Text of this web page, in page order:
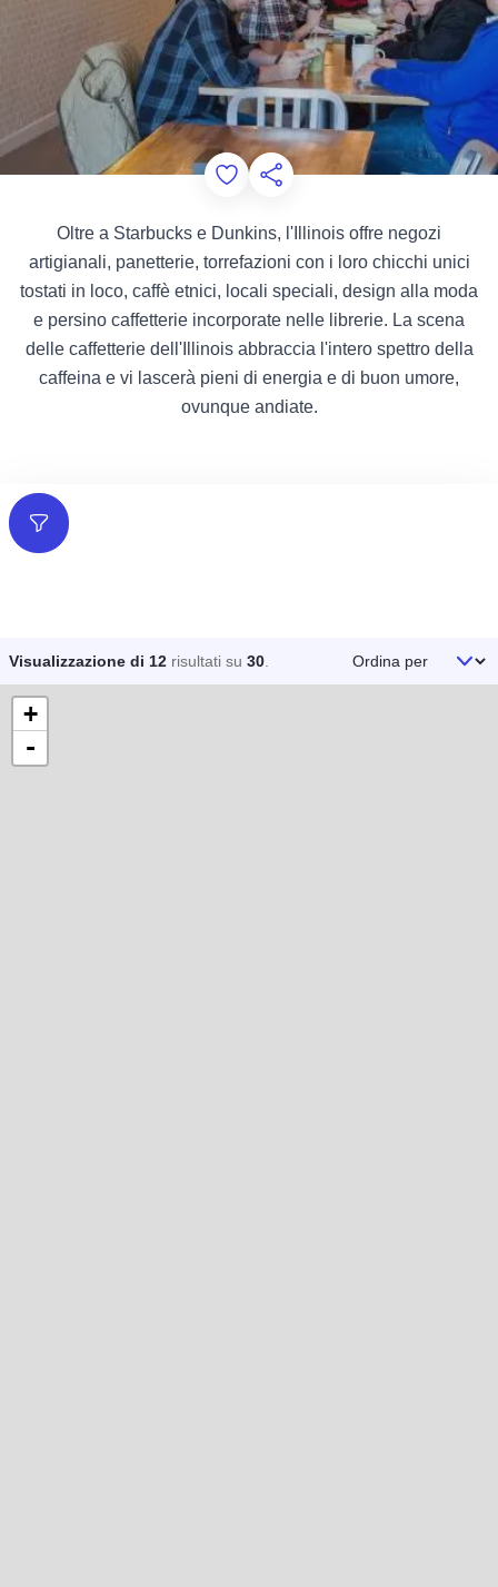
Add to Favorites
Condividi questa pagina
Oltre a Starbucks e Dunkins, l'Illinois offre negozi
artigianali, panetterie, torrefazioni con i loro chicchi unici
tostati in loco, caffè etnici, locali speciali, design alla moda
e persino caffetterie incorporate nelle librerie. La scena
delle caffetterie dell'Illinois abbraccia l'intero spettro della
caffeina e vi lascerà pieni di energia e di buon umore,
ovunque andiate.
Filtri
Visualizzazione di 12 risultati su 30 Ordina per
+
-